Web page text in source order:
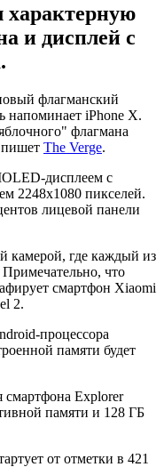
и дисплей с
флагманский
напоминает iPhone X.
флагмана
пишет The Verge.
дисплеем с
2248х1080 пикселей.
лицевой панели
камерой, где каждый из
что
смартфон Xiaomi
2.
процессора
памяти будет
смартфона Explorer
памяти и 128 ГБ
от отметки в 421